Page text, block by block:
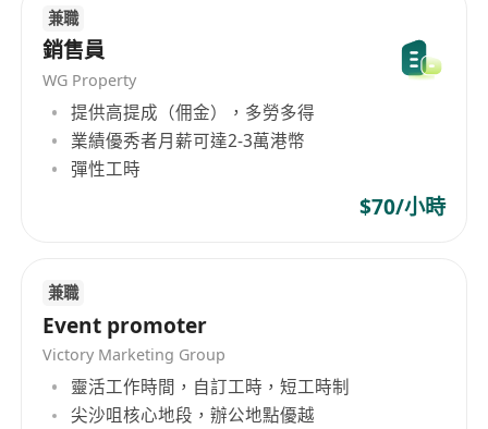
兼職
銷售員
WG Property
提供高提成（佣金），多勞多得
業績優秀者月薪可達2-3萬港幣
彈性工時
$70/小時
兼職
Event promoter
Victory Marketing Group
靈活工作時間，自訂工時，短工時制
尖沙咀核心地段，辦公地點優越